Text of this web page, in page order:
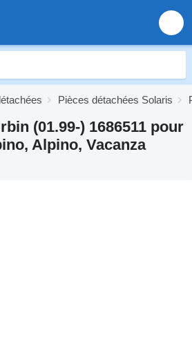
Pièces détachées Solaris
(01.99-) 1686511 pour
Alpino, Vacanza